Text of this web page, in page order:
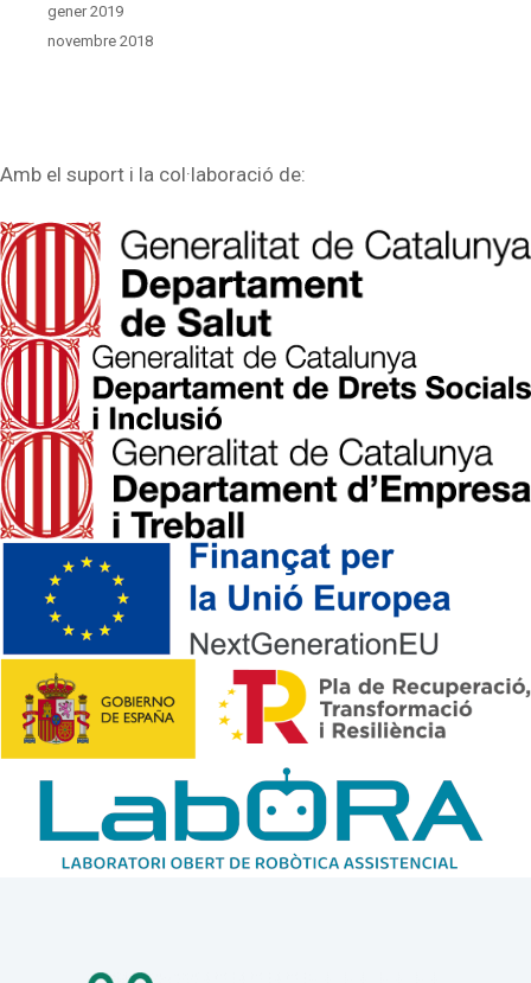
gener 2019
novembre 2018
Amb el suport i la col·laboració de: